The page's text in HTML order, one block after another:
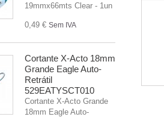
19mmx66mts Clear - 1un
0,49 € Sem IVA
Cortante X-Acto 18mm
Grande Eagle Auto-
Retrátil
529EATYSCT010
Cortante X-Acto Grande
18mm Eagle Auto-